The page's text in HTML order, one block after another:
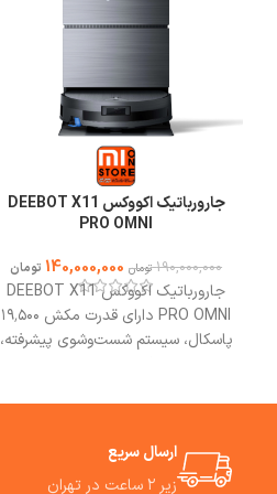
جارورباتیک اکووکس DEEBOT X11
PRO OMNI
190,000,000 تومان 140,000,000 تومان
جارورباتیک اکووکس DEEBOT X11
PRO OMNI دارای قدرت مکش ۱۹٬۵۰۰
پاسکال، سیستم شست‌وشوی پیشرفته،
ارسال سریع
زیر ۲ ساعت در تهران